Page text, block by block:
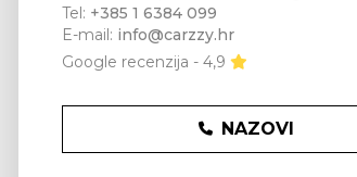
Tel: +385 1 6384 099
E-mail: info@carzzy.hr
Google recenzija - 4,9
NAZOVI